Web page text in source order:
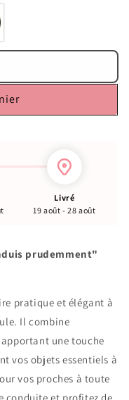
Livré
19 août - 28 août
prudemment"
pratique et élégant à
Il combine
une touche
vos objets essentiels à
vos proches à toute
conduite et profitez de